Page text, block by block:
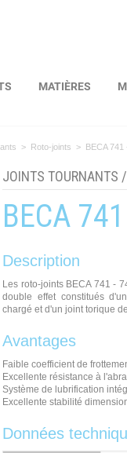
MATIÈRES
> Roto-joints > BECA 741
JOINTS TOURNANTS /
BECA
Description
Les roto-joints BECA 741 -
double effet constitués
chargé et d'un joint torique
Avantages
Faible coefficient de
Excellente résistance à
Système de lubrification
Excellente stabilité
Données